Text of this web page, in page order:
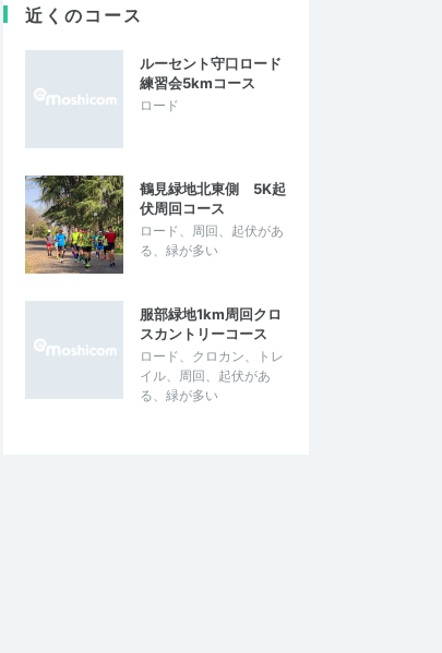
近くのコース
ルーセント守口ロード
練習会5kmコース
ロード
鶴見緑地北東側 5K起
伏周回コース
ロード、周回、起伏があ
る、緑が多い
服部緑地1km周回クロ
スカントリーコース
ロード、クロカン、トレ
イル、周回、起伏があ
る、緑が多い